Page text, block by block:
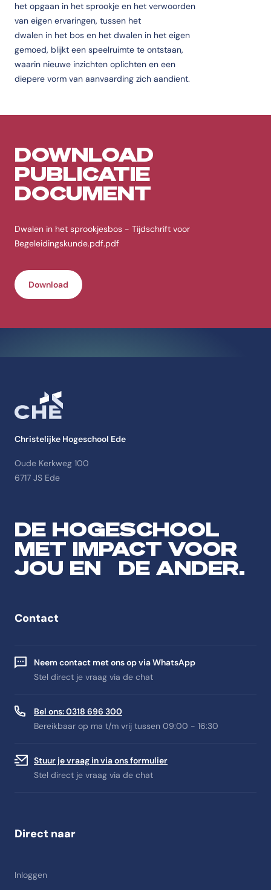
het opgaan in het sprookje en het verwoorden
van eigen ervaringen, tussen het
dwalen in het bos en het dwalen in het eigen
gemoed, blijkt een speelruimte te ontstaan,
waarin nieuwe inzichten oplichten en een
diepere vorm van aanvaarding zich aandient.
DOWNLOAD
PUBLICATIE
DOCUMENT
Dwalen in het sprookjesbos - Tijdschrift voor
Begeleidingskunde.pdf.pdf
Download
Christelijke Hogeschool Ede
Oude Kerkweg 100
6717 JS Ede
DE HOGESCHOOL
MET IMPACT VOOR
JOU EN DE ANDER.
Contact
Neem contact met ons op via WhatsApp
Stel direct je vraag via de chat
Bel ons: 0318 696 300
Bereikbaar op ma t/m vrij tussen 09:00 - 16:30
Stuur je vraag in via ons formulier
Stel direct je vraag via de chat
Direct naar
Inloggen